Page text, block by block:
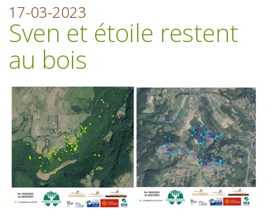
17-03-2023
Sven et étoile restent
au bois